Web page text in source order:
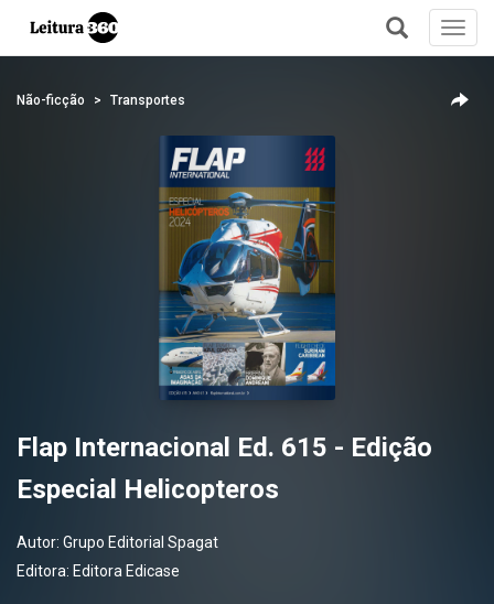
+
Não-ficção Transportes
Flap Internacional Ed. 615 - Edição
Especial Helicopteros
Autor: Grupo Editorial Spagat
Editora: Editora Edicase